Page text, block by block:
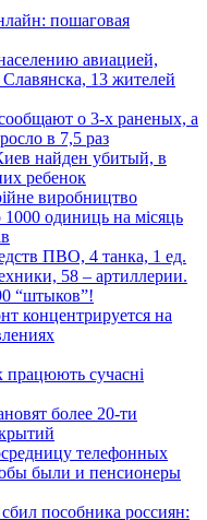
пошаговая
авиацией,
13 жителей
о 3-х раненых, а
в 7,5 раз
найден убитый, в
ребенок
виробництво
одиниць на місяць
ПВО, 4 танка, 1 ед.
58 – артиллерии.
“штыков”!
концентрируется на
працюють сучасні
более 20-ти
телефонных
были и пенсионеры
пособника россиян: